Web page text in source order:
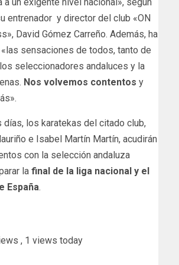
entrenador y director del club «ON
David Gómez Carreño. Además, ha
sensaciones de todos, tanto de
seleccionadores andaluces y la
Nos volvemos contentos y
días, los karatekas del citado club,
e Isabel Martín Martín, acudirán
con la selección andaluza
la final de la liga nacional y el
España.
, 1 views today